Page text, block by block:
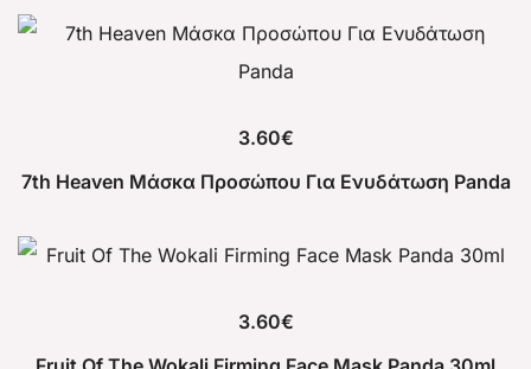
3.60€
7th Heaven Μάσκα Προσώπου Για Ενυδάτωση Panda
3.60€